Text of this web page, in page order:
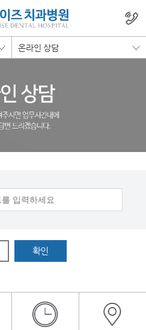
온라인 상담
확인